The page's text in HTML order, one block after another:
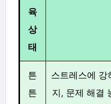
육
상
태
튼
튼
스트레스에 강
지, 문제 해결